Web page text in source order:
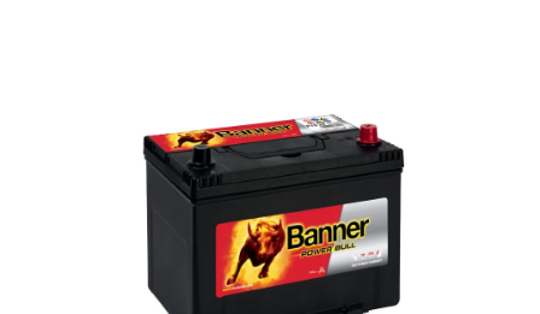
STANIČNÍ BATERIE
BATERIOVÉ BOXY
POWERBANKY